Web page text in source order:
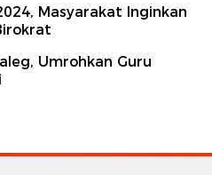
Masyarakat Inginkan
Umrohkan Guru